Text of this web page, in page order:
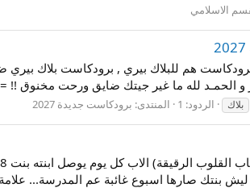
الاسلامي
برودكاست بلاك بيري وفا - برودكاست بيبي دموع - برودكاست روعة 2027 برودكاست
بلاك الردود: 1 المنتدى: برودكاست جديدة 2027
ليش بنتك صارها اسبوع غائبة عم المدرسة...